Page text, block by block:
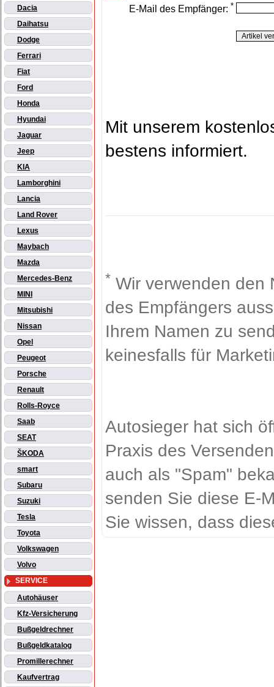
Dacia
Daihatsu
Dodge
Ferrari
Fiat
Ford
Honda
Hyundai
Jaguar
Jeep
KIA
Lamborghini
Lancia
Land Rover
Lexus
Maybach
Mazda
Mercedes-Benz
MINI
Mitsubishi
Nissan
Opel
Peugeot
Porsche
Renault
Rolls-Royce
Saab
SEAT
ŠKODA
smart
Subaru
Suzuki
Tesla
Toyota
Volkswagen
Volvo
SERVICE
Autohäuser
Kfz-Versicherung
Bußgeldrechner
Bußgeldkatalog
Promillerechner
Kaufvertrag
E-Mail des Empfänger: *
Mit unserem
bestens informiert.
* Wir verwenden den
des Empfängers
Ihrem Namen zu
keinesfalls für
Autosieger hat sich
Praxis des
auch als "Spam"
senden Sie diese E-
Sie wissen, dass